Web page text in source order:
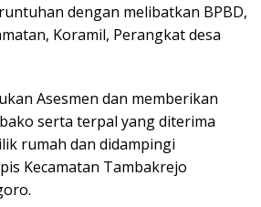
dengan melibatkan BPBD,
Koramil, Perangkat desa
Asesmen dan memberikan
serta terpal yang diterima
rumah dan didampingi
Kecamatan Tambakrejo